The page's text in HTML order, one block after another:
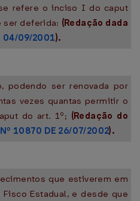
refere o inciso I do caput
ser deferida: (Redação dada
04/09/2001).
ser renovada por
vezes quantas permitir o
do art. 1º; (Redação do
10870 DE 26/07/2002).
que estiverem em
Estadual, e desde que